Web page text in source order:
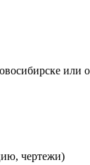
или
чертежи)